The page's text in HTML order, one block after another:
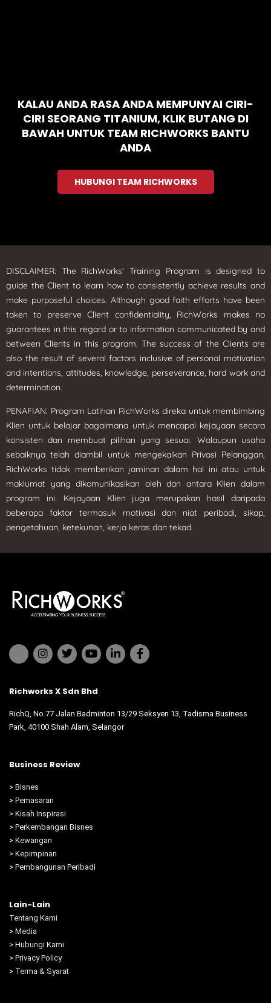
KALAU ANDA RASA ANDA MEMPUNYAI CIRI-
CIRI SEORANG TITANIUM, KLIK BUTANG DI
BAWAH UNTUK TEAM RICHWORKS BANTU
ANDA
HUBUNGI TEAM RICHWORKS
DISCLAIMER: The RichWorks’ Training Program is designed to
guide the Client to learn how to consistently achieve results and
make purposeful choices. Although good faith efforts have been
taken to preserve Client confidentiality, RichWorks makes no
guarantees in this regard or to information communicated by and
between Clients in this program. The success of the Clients are
also the result of several factors inclusive of personal motivation
and intentions, attitudes, knowledge, perseverance, hard work and
determination.
PENAFIAN: Program Latihan RichWorks direka untuk membimbing
Klien untuk belajar bagaimana untuk mencapai kejayaan secara
konsisten dan membuat pilihan yang sesuai. Walaupun usaha
sebaiknya telah diambil untuk mengekalkan Privasi Pelanggan,
RichWorks tidak memberikan jaminan dalam hal ini atau untuk
maklumat yang dikomunikasikan oleh dan antara Klien dalam
program ini. Kejayaan Klien juga merupakan hasil daripada
beberapa faktor termasuk motivasi dan niat peribadi, sikap,
pengetahuan, ketekunan, kerja keras dan tekad.
Richworks X Sdn Bhd
RichQ, No.77 Jalan Badminton 13/29 Seksyen 13, Tadisma Business
Park, 40100 Shah Alam, Selangor
Business Review
> Bisnes
> Pemasaran
> Kisah Inspirasi
> Perkembangan Bisnes
> Kewangan
> Kepimpinan
> Pembangunan Peribadi
Lain-Lain
Tentang Kami
> Media
> Hubungi Kami
> Privacy Policy
> Terma & Syarat